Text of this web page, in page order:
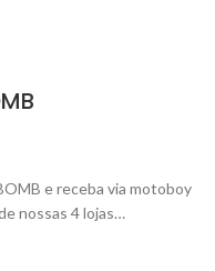
e receba via motoboy
nossas 4 lojas…